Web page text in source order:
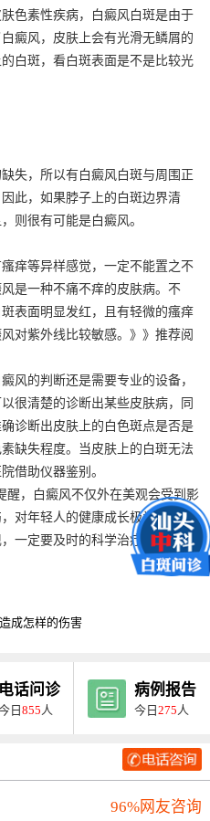
色素性疾病，白癜风白斑是由于
癜风，皮肤上会有光滑无鳞屑的
白斑，看白斑表面是不是比较光
失，所以有白癜风白斑与周围正
此，如果脖子上的白斑边界清
则很有可能是白癜风。
痒等异样感觉，一定不能置之不
是一种不痛不痒的皮肤病。不
表面明显发红，且有轻微的瘙痒
对紫外线比较敏感。》》推荐阅
风的判断还是需要专业的设备，
很清楚的诊断出某些皮肤病，同
诊断出皮肤上的白色斑点是否是
缺失程度。当皮肤上的白斑无法
借助仪器鉴别。
醒，白癜风不仅外在美观会受到影
对年轻人的健康成长极为不利。
一定要及时的科学治疗，尽量减
成怎样的伤害
电话问诊
日855 人
病例报告
今日275 人
96%网友咨询